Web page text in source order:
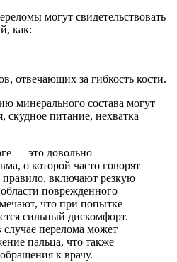
могут свидетельствовать
как:
отвечающих за гибкость кости.
минерального состава могут
скудное питание, нехватка
— это довольно
о которой часто говорят
включают резкую
поврежденного
что при попытке
сильный дискомфорт.
перелома может
пальца, что также
к врачу.